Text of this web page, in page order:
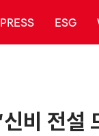
PRESS ESG
비 전설